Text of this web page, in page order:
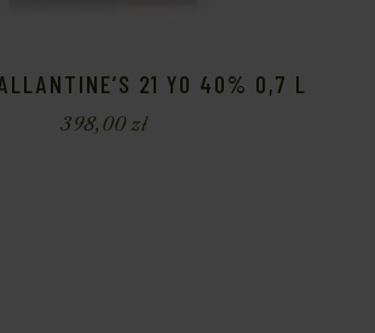
21 YO 40% 0,7 L
398,00zł